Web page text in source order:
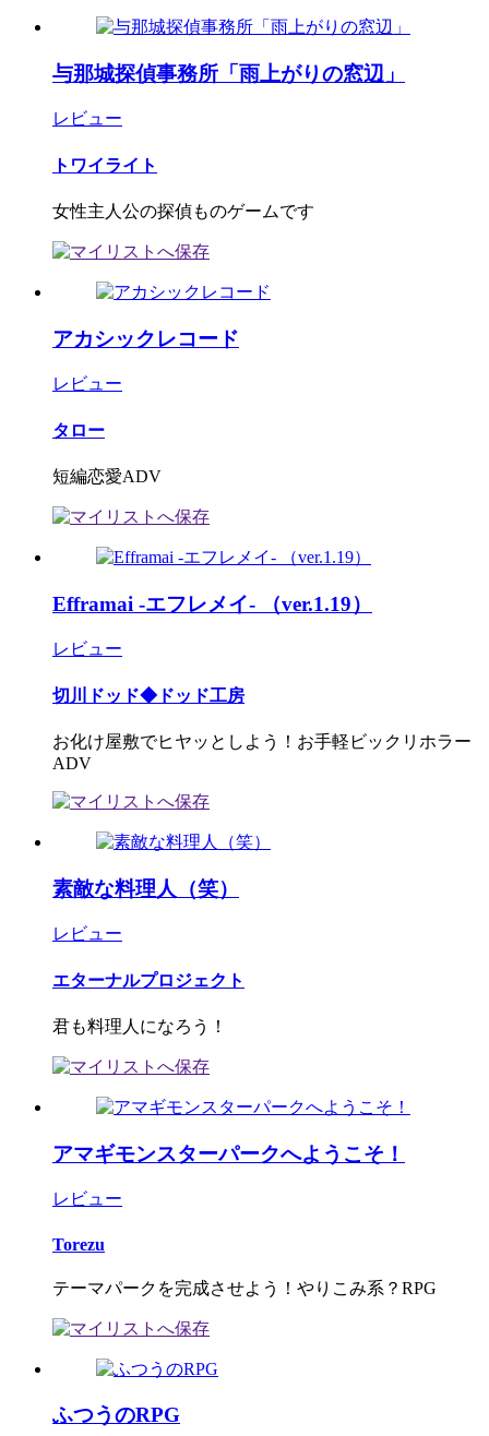
与那城探偵事務所「雨上がりの窓辺」
レビュー
トワイライト
女性主人公の探偵ものゲームです
アカシックレコード
レビュー
タロー
短編恋愛ADV
Efframai -エフレメイ- （ver.1.19）
レビュー
切川ドッド◆ドッド工房
お化け屋敷でヒヤッとしよう！お手軽ビックリホラー
ADV
素敵な料理人（笑）
レビュー
エターナルプロジェクト
君も料理人になろう！
アマギモンスターパークへようこそ！
レビュー
Torezu
テーマパークを完成させよう！やりこみ系？RPG
ふつうのRPG